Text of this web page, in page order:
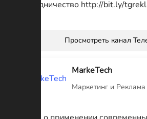
сотрудничество http://bit.ly/
Просмотреть канал
MarkeTech
Маркетинг и